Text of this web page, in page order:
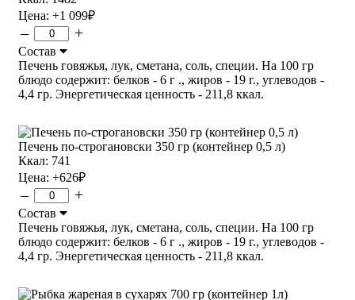
Цена: +1 099₽
– +
Состав
Печень говяжья, лук, сметана, соль, специи. На 100 гр
блюдо содержит: белков - 6 г ., жиров - 19 г., углеводов -
4,4 гр. Энергетическая ценность - 211,8 ккал.
Печень по-строгановски 350 гр (контейнер 0,5 л)
Ккал: 741
Цена: +626₽
– +
Состав
Печень говяжья, лук, сметана, соль, специи. На 100 гр
блюдо содержит: белков - 6 г ., жиров - 19 г., углеводов -
4,4 гр. Энергетическая ценность - 211,8 ккал.